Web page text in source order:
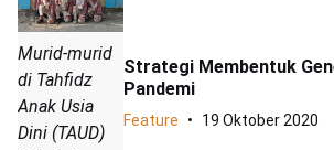
Murid-murid
di Tahfidz
Anak Usia
Dini (TAUD)
Strategi Membentuk
Pandemi
Feature 19 Oktober 2020